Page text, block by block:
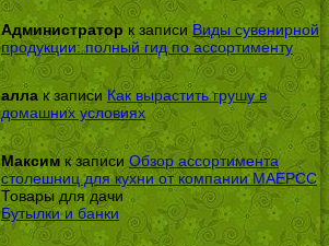
Администраторк записиВиды сувенирной
продукции: полный гид по ассортименту
алла к записиКак вырастить грушу в
домашних условиях
Максимк записи Обзор ассортимента
столешниц для кухни от компании МАЕРСС
Товары для дачи
Бутылки и банки